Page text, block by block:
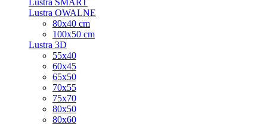
Lustra SMART
Lustra OWALNE
80x40 cm
100x50 cm
Lustra 3D
55x40
60x45
65x50
70x55
75x70
80x50
80x60